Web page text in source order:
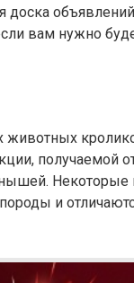
доска
вам нужно
животных
получаемой
Некоторые
и